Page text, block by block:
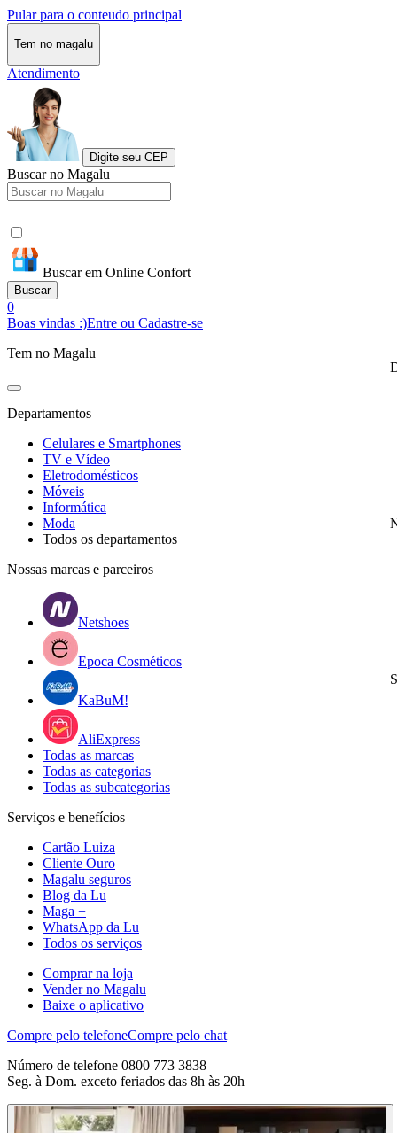
Pular para o conteudo principal
Tem no magalu
Atendimento
Digite seu CEP
Buscar no Magalu
Buscar em Online Confort
Buscar
0
Boas vindas :)Entre ou Cadastre-se
Tem no Magalu
Departamentos
Celulares e Smartphones
TV e Vídeo
Eletrodomésticos
Móveis
Informática
Moda
Todos os departamentos
Nossas marcas e parceiros
Netshoes
Epoca Cosméticos
KaBuM!
AliExpress
Todas as marcas
Todas as categorias
Todas as subcategorias
Serviços e benefícios
Cartão Luiza
Cliente Ouro
Magalu seguros
Blog da Lu
Maga +
WhatsApp da Lu
Todos os serviços
Comprar na loja
Vender no Magalu
Baixe o aplicativo
Compre pelo telefoneCompre pelo chat
Número de telefone 0800 773 3838
Seg. à Dom. exceto feriados das 8h às 20h